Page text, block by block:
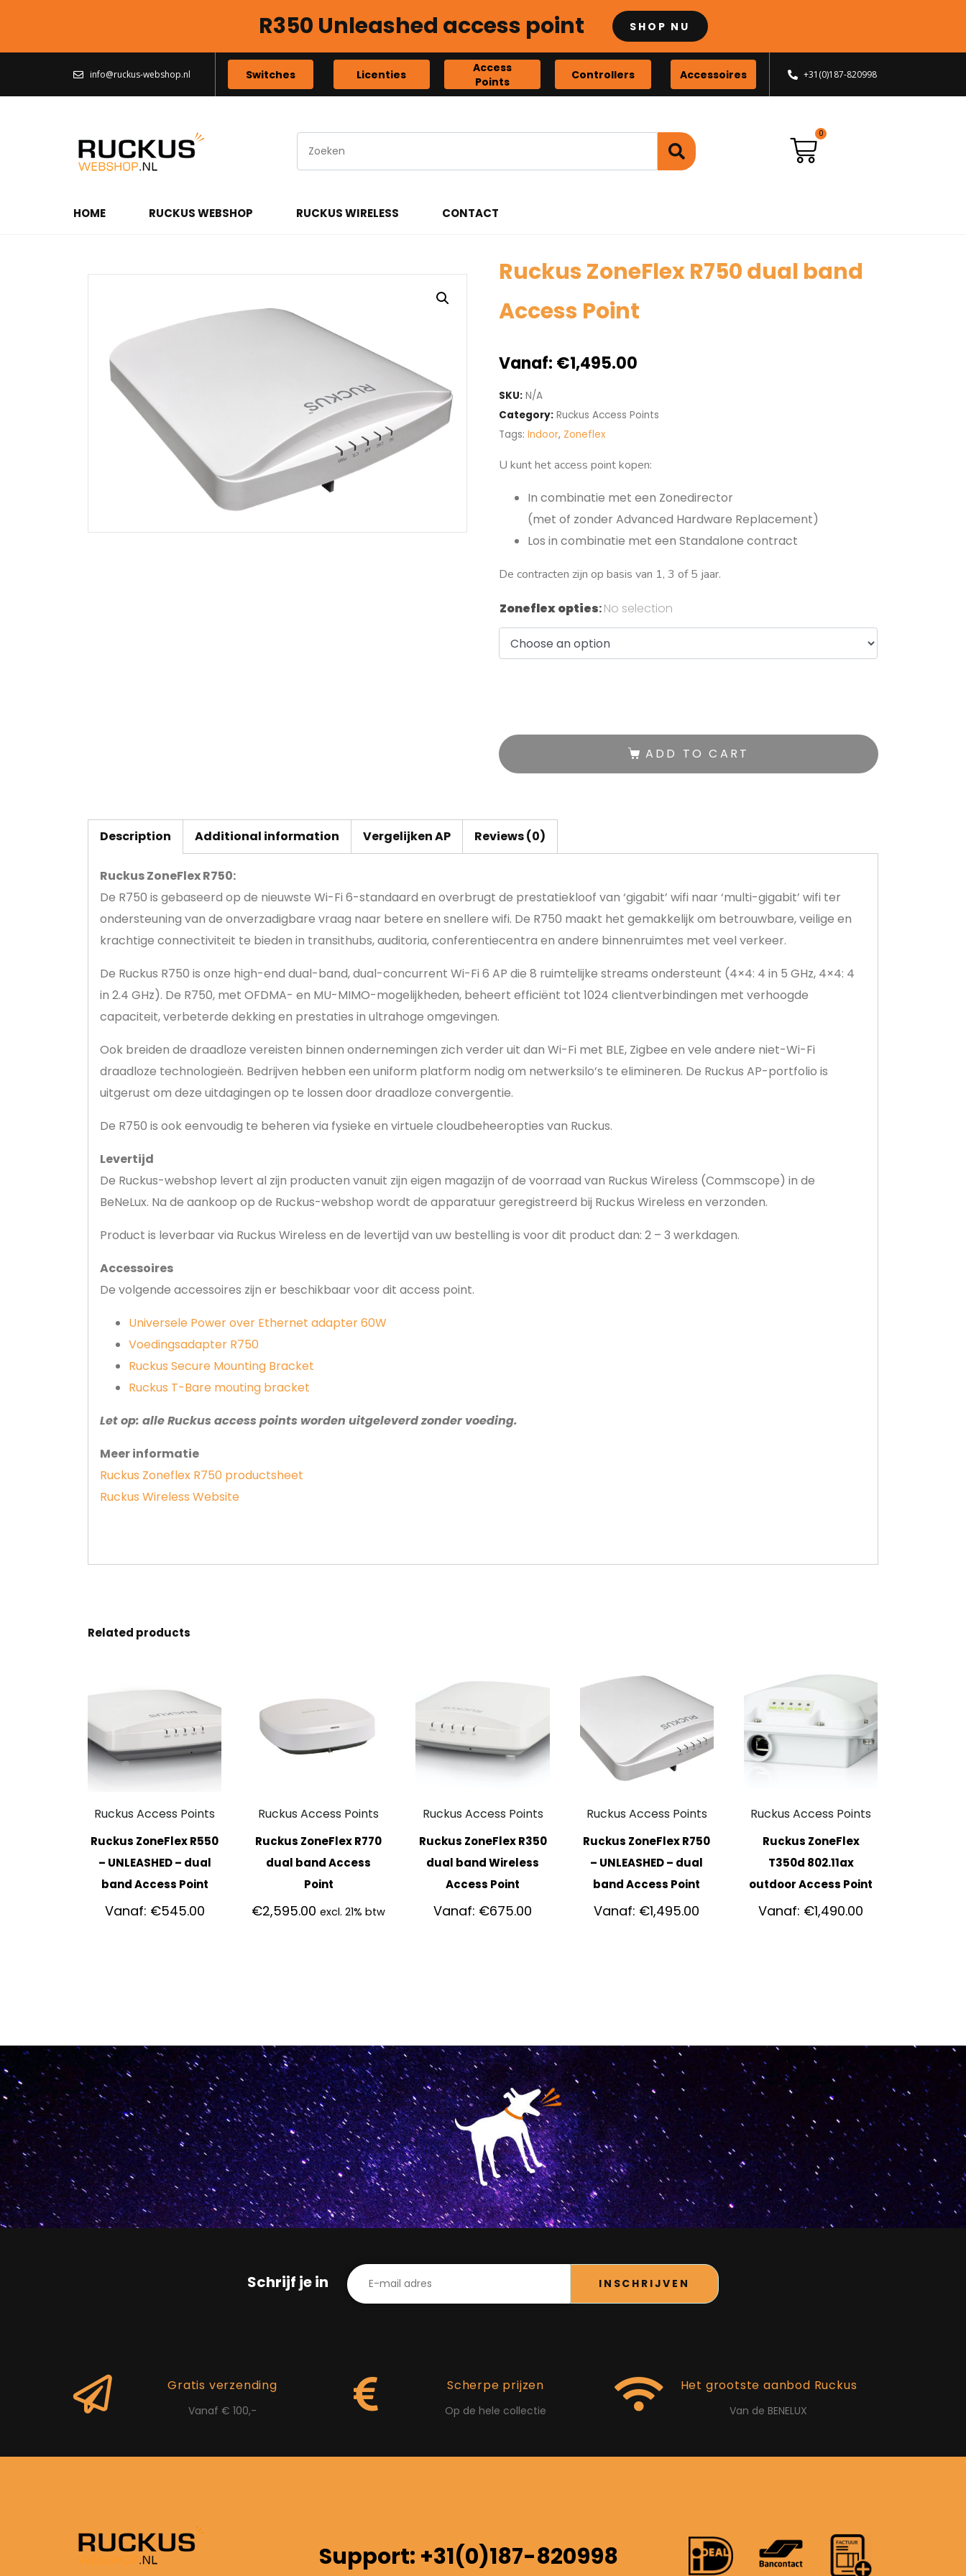
R350 Unleashed access point SHOP NU
info@ruckus-webshop.nl Switches Licenties
Access
Points
Controllers Accessoires +31(0)187-820998
HOME RUCKUS WEBSHOP RUCKUS WIRELESS CONTACT
Ruckus ZoneFlex R750 dual band
Access Point
Vanaf: €1,495.00
SKU: N/A
Category: Ruckus Access Points
Tags: Indoor, Zoneflex
U kunt het access point kopen:
In combinatie met een Zonedirector
(met of zonder Advanced Hardware Replacement)
Los in combinatie met een Standalone contract
De contracten zijn op basis van 1, 3 of 5 jaar.
Zoneflex opties:No selection
ADD TO CART
Description Additional information Vergelijken AP Reviews (0)
Ruckus ZoneFlex R750:
De R750 is gebaseerd op de nieuwste Wi-Fi 6-standaard en overbrugt de prestatiekloof van ‘gigabit’ wifi naar ‘multi-gigabit’ wifi ter
ondersteuning van de onverzadigbare vraag naar betere en snellere wifi. De R750 maakt het gemakkelijk om betrouwbare, veilige en
krachtige connectiviteit te bieden in transithubs, auditoria, conferentiecentra en andere binnenruimtes met veel verkeer.
De Ruckus R750 is onze high-end dual-band, dual-concurrent Wi-Fi 6 AP die 8 ruimtelijke streams ondersteunt (4×4: 4 in 5 GHz, 4×4: 4
in 2.4 GHz). De R750, met OFDMA- en MU-MIMO-mogelijkheden, beheert efficiënt tot 1024 clientverbindingen met verhoogde
capaciteit, verbeterde dekking en prestaties in ultrahoge omgevingen.
Ook breiden de draadloze vereisten binnen ondernemingen zich verder uit dan Wi-Fi met BLE, Zigbee en vele andere niet-Wi-Fi
draadloze technologieën. Bedrijven hebben een uniform platform nodig om netwerksilo’s te elimineren. De Ruckus AP-portfolio is
uitgerust om deze uitdagingen op te lossen door draadloze convergentie.
De R750 is ook eenvoudig te beheren via fysieke en virtuele cloudbeheeropties van Ruckus.
Levertijd
De Ruckus-webshop levert al zijn producten vanuit zijn eigen magazijn of de voorraad van Ruckus Wireless (Commscope) in de
BeNeLux. Na de aankoop op de Ruckus-webshop wordt de apparatuur geregistreerd bij Ruckus Wireless en verzonden.
Product is leverbaar via Ruckus Wireless en de levertijd van uw bestelling is voor dit product dan: 2 – 3 werkdagen.
Accessoires
De volgende accessoires zijn er beschikbaar voor dit access point.
Universele Power over Ethernet adapter 60W
Voedingsadapter R750
Ruckus Secure Mounting Bracket
Ruckus T-Bare mouting bracket
Let op: alle Ruckus access points worden uitgeleverd zonder voeding.
Meer informatie
Ruckus Zoneflex R750 productsheet
Ruckus Wireless Website
Related products
Ruckus Access Points
Ruckus ZoneFlex R550
– UNLEASHED – dual
band Access Point
Vanaf: €545.00
Ruckus Access Points
Ruckus ZoneFlex R770
dual band Access
Point
€2,595.00 excl. 21% btw
Ruckus Access Points
Ruckus ZoneFlex R350
dual band Wireless
Access Point
Vanaf: €675.00
Ruckus Access Points
Ruckus ZoneFlex R750
– UNLEASHED – dual
band Access Point
Vanaf: €1,495.00
Ruckus Access Points
Ruckus ZoneFlex
T350d 802.11ax
outdoor Access Point
Vanaf: €1,490.00
Schrijf je in INSCHRIJVEN
Gratis verzending
Vanaf € 100,-
Scherpe prijzen
Op de hele collectie
Het grootste aanbod Ruckus
Van de BENELUX
Support: +31(0)187-820998